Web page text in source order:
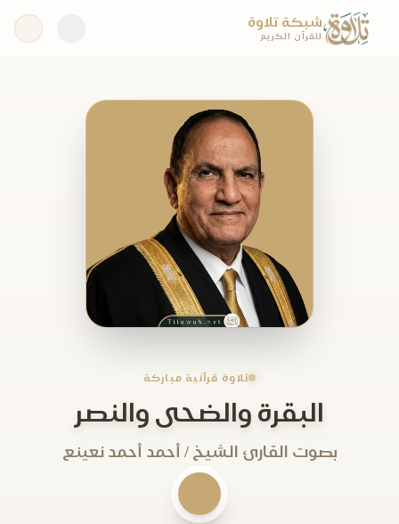
شبكة تلاوة
للقرآن الكريم
تلاوة قرآنية مباركة
البقرة والضحى والنصر
بصوت القارئ الشيخ / أحمد أحمد نعينع